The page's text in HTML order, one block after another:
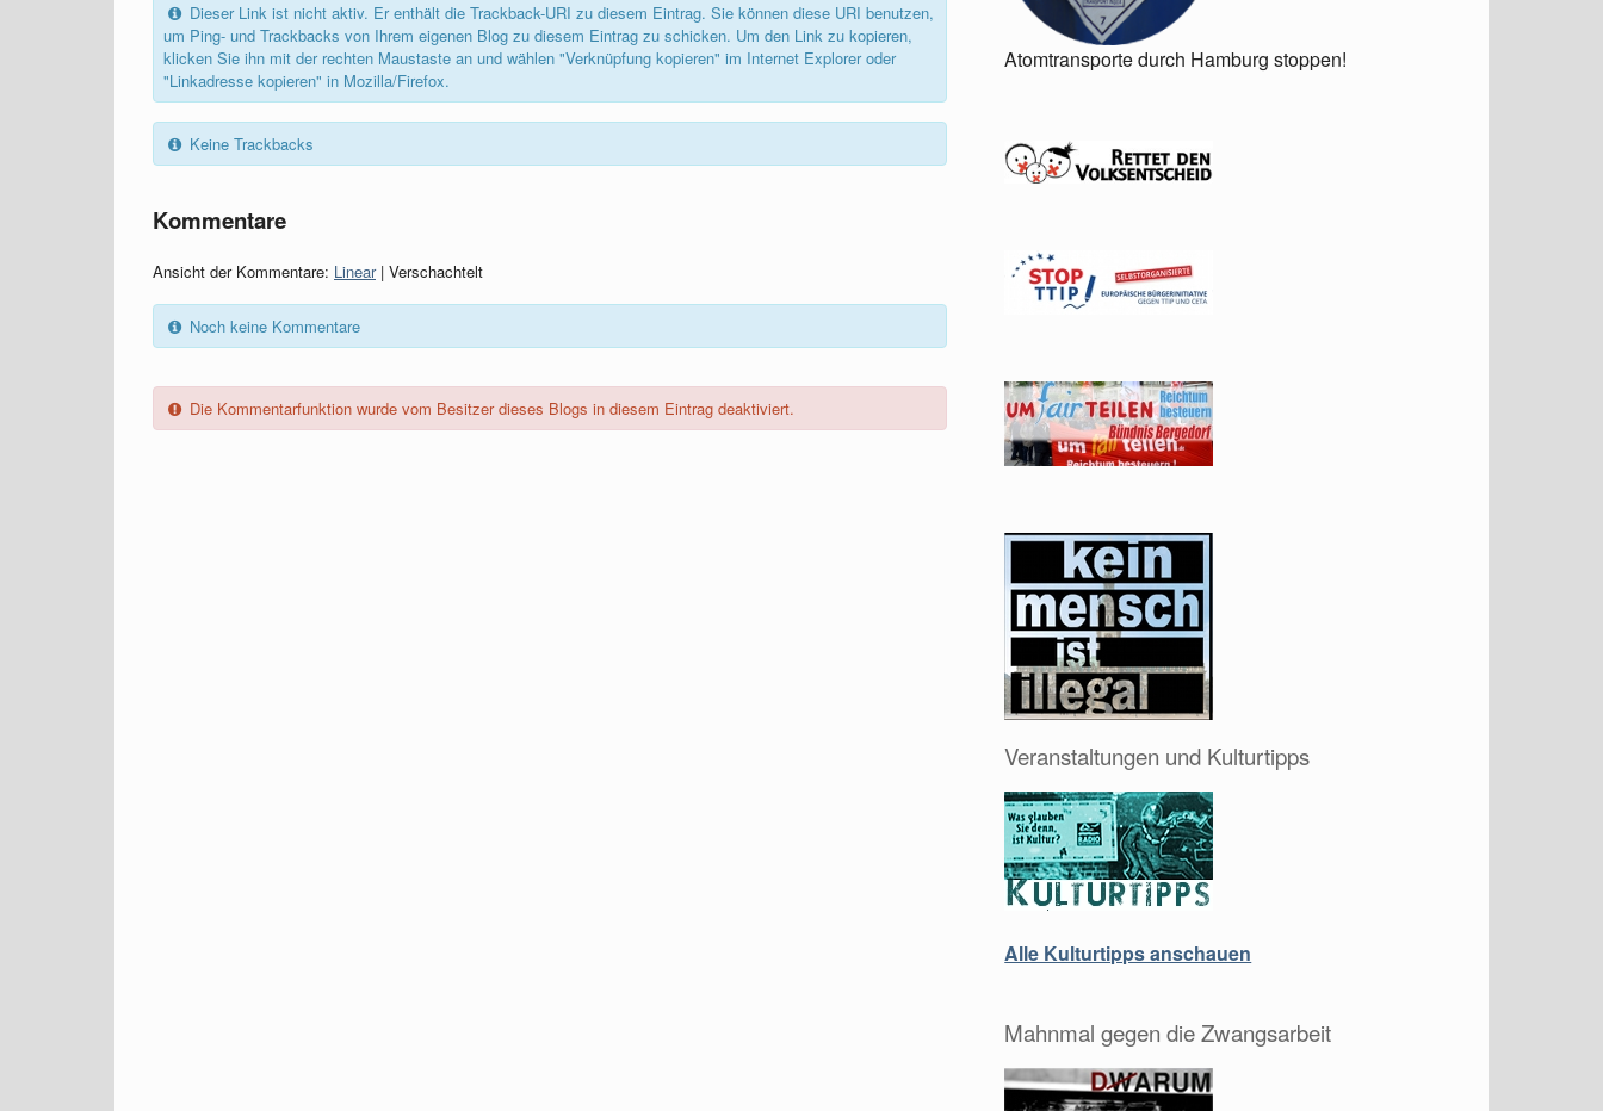
Dieser Link ist nicht aktiv. Er enthält die Trackback-URI zu diesem Eintrag. Sie können diese URI benutzen,
um Ping- und Trackbacks von Ihrem eigenen Blog zu diesem Eintrag zu schicken. Um den Link zu kopieren,
klicken Sie ihn mit der rechten Maustaste an und wählen "Verknüpfung kopieren" im Internet Explorer oder
"Linkadresse kopieren" in Mozilla/Firefox.
Keine Trackbacks
Kommentare
Ansicht der Kommentare: Linear| Verschachtelt
Noch keine Kommentare
Die Kommentarfunktion wurde vom Besitzer dieses Blogs in diesem Eintrag deaktiviert.
Atomtransporte durch Hamburg stoppen!
Veranstaltungen und Kulturtipps
Alle Kulturtipps anschauen
Mahnmal gegen die Zwangsarbeit